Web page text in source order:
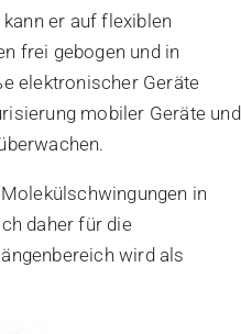
er auf flexiblen
frei gebogen und in
elektronischer Geräte
mobiler Geräte und
in
daher für die
wird als